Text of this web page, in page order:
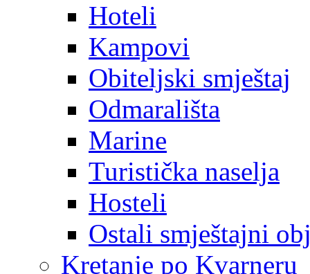
Hoteli
Kampovi
Obiteljski smještaj
Odmarališta
Marine
Turistička naselja
Hosteli
Ostali smještajni
Kretanje po Kvarneru